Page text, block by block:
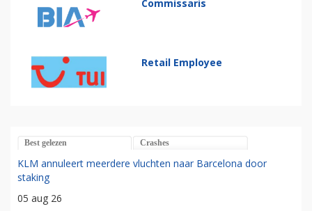
Commissaris
Retail Employee
Best gelezen Crashes
KLM annuleert meerdere vluchten naar Barcelona door
staking
05 aug 26